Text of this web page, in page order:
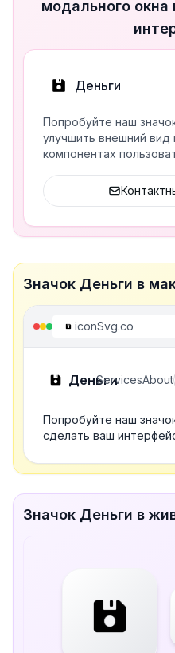
модального окна
Деньги
Попробуйте наш
улучшить внешний вид
компонентах
Значок Деньги в
iconSvg.co
ДеньгиServicesAbout
Попробуйте наш
сделать ваш
Значок Деньги в